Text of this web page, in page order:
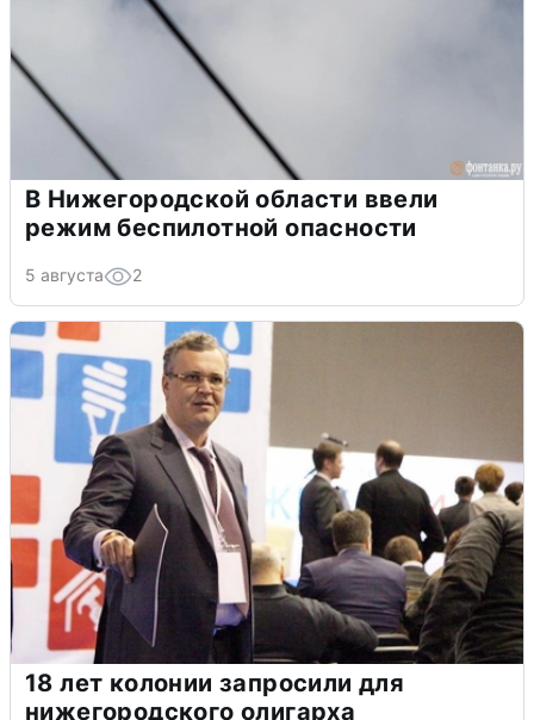
В Нижегородской области ввели
режим беспилотной опасности
5 августа 2
18 лет колонии запросили для
нижегородского олигарха